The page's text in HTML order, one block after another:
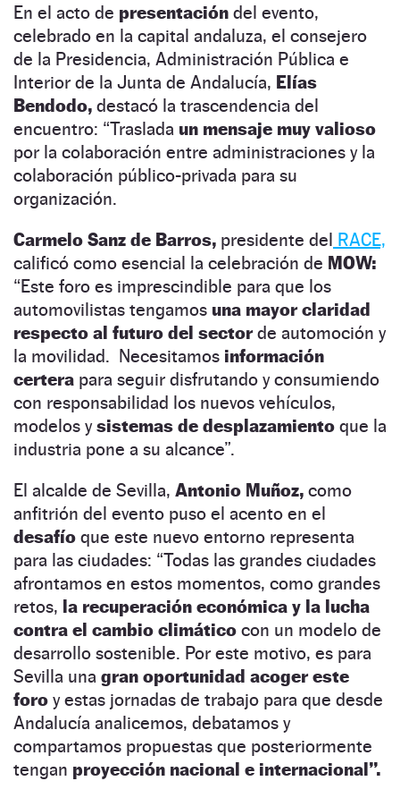
En el acto de presentación del evento,
celebrado en la capital andaluza, el consejero
de la Presidencia, Administración Pública e
Interior de la Junta de Andalucía, Elías
Bendodo, destacó la trascendencia del
encuentro: “Traslada un mensaje muy valioso
por la colaboración entre administraciones y la
colaboración público-privada para su
organización.
Carmelo Sanz de Barros, presidente del RACE,
calificó como esencial la celebración de MOW:
“Este foro es imprescindible para que los
automovilistas tengamos una mayor claridad
respecto al futuro del sectorde automoción y
la movilidad. Necesitamos información
certera para seguir disfrutando y consumiendo
con responsabilidad los nuevos vehículos,
modelos ysistemas de desplazamiento que la
industria pone a su alcance”.
El alcalde de Sevilla, Antonio Muñoz, como
anfitrión del evento puso el acento en el
desafío que este nuevo entorno representa
para las ciudades: “Todas las grandes ciudades
afrontamos en estos momentos, como grandes
retos, la recuperación económica y la lucha
contra el cambio climático con un modelo de
desarrollo sostenible. Por este motivo, es para
Sevilla una gran oportunidad acoger este
foro y estas jornadas de trabajo para que desde
Andalucía analicemos, debatamos y
compartamos propuestas que posteriormente
tengan proyección nacional e internacional”.